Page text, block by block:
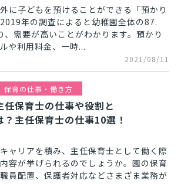
に子どもを預けることができる「預かり
年の調査によると幼稚園全体の87.
、需要が高いことがわかります。預かり
や利用料金、一時...
2021/08/11
保育の仕事・働き方
任保育士の仕事や役割と
？主任保育士の仕事10選！
ャリアを積み、主任保育士として働く際
容が挙げられるのでしょうか。園の保育
員配置、保護者対応などさまざま業務が